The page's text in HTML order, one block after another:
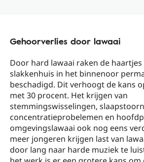
Gehoorverlies door lawaai
Door hard lawaai raken de
slakkenhuis in het binnenoor
beschadigd. Dit verhoogt de kans
met 30 procent. Het krijgen van
stemmingswisselingen,
concentratieprobelemen en
omgevingslawaai ook nog eens
meer jongeren krijgen last van
door lang naar harde muziek te